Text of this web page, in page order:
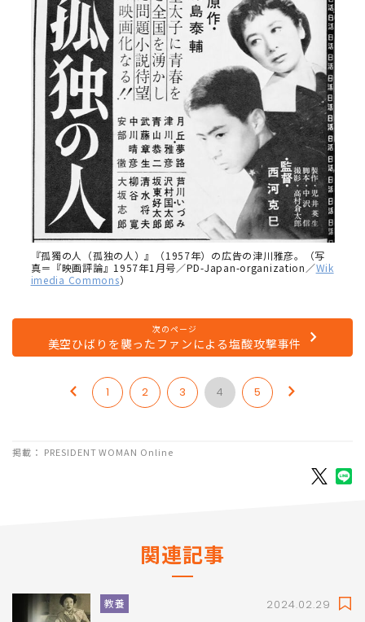
真＝『映画評論』1957年1月号／PD-Japan-organization／Wik
次のページ
美空ひばりを襲ったファンによる塩酸攻撃事件